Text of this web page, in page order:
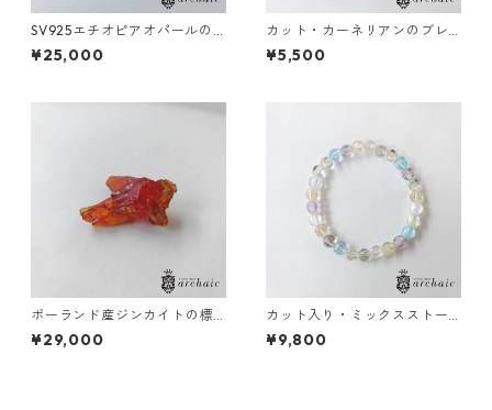
SV925エチオピアオパールの
ブレスレット(ロンデル)
¥25,000
カット・カーネリアンのブレ
スレット（7.5mm）
¥5,500
ポーランド産ジンカイトの標
本（赤）
¥29,000
カット入り・ミックスストー
ンのブレスレット(6mm)
¥9,800